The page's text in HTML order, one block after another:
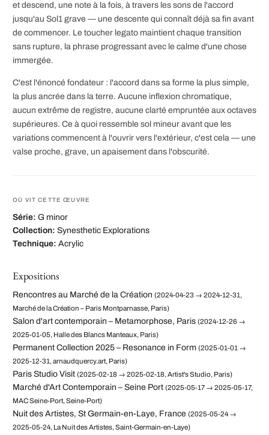
et descend, une note à la fois, à travers les sons de l'accord
jusqu'au Sol1 grave — une descente qui connaît déjà sa fin avant
de commencer. Le toucher legato maintient chaque transition
sans rupture, la phrase progressant avec le calme d'une chose
immergée.
C'est l'énoncé fondateur : l'accord dans sa forme la plus simple,
la plus ancrée dans la terre. Aucune inflexion chromatique,
aucun extrême de registre, aucune clarté empruntée aux octaves
supérieures. Ce à quoi ressemble sol mineur avant que les
variations commencent à l'ouvrir vers l'extérieur, c'est cela — une
valse proche, grave, un apaisement dans l'obscurité.
OÙ VIT CETTE ŒUVRE
Série: G minor
Collection: Synesthetic Explorations
Technique: Acrylic
Expositions
Rencontres au Marché de la Création (2024-04-23 → 2024-12-31,
Marché de la Création – Paris Montparnasse, Paris)
Salon d'art contemporain – Metamorphose, Paris (2024-12-26 →
2025-01-05, Halle des Blancs Manteaux, Paris)
Permanent Collection 2025 – Resonance in Form (2025-01-01 →
2025-12-31, arnaudquercy.art, Paris)
Paris Studio Visit (2025-02-18 → 2025-02-18, Artist's Studio, Paris)
Marché d'Art Contemporain – Seine Port (2025-05-17 → 2025-05-17,
MAC Seine-Port, Seine-Port)
Nuit des Artistes, St Germain-en-Laye, France (2025-05-24 →
2025-05-24, La Nuit des Artistes, Saint-Germain-en-Laye)